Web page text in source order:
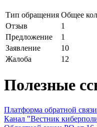
Тип обращения Общее
Отзыв
1
Предложение
1
Заявление
10
Жалоба
12
Полезные
Платформа обратной связи
Канал "Вестник